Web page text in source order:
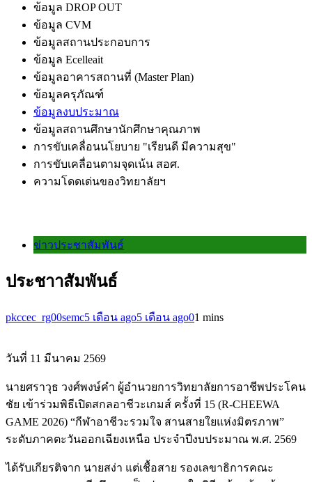
ข้อมูล DROP OUT
ข้อมูล CVM
ข้อมูลสถานประกอบการ
ข้อมูล Ecelleait
ข้อมูลอาคารสถานที่ (Master Plan)
ข้อมูลครุภัณฑ์
ข้อมูลงบประมาณ
ข้อมูลสถานศึกษานักศึกษาคุณภาพ
การขับเคลื่อนนโยบาย "เรียนดี มีความสุข"
การขับเคลื่อนตามจุดเน้น สอศ.
ความโดดเด่นของวิทยาลัยฯ
ข่าวประชาสัมพันธ์
ประชาาสัมพันธ์
pkccec_rg00semc5 เดือน ago5 เดือน ago01 mins
วันที่ 11 มีนาคม 2569
นายศราวุธ วงศ์พงษ์คำ ผู้อำนวยการวิทยาลัยการอาชีพประโคน
ชัย เข้าร่วมพิธีเปิดสกลอาชีวะเกมส์ ครั้งที่ 15 (R-CHEEWA
GAME 2026) “กีฬาอาชีวะรวมใจ สานสายใยแห่งมิตรภาพ”
ระดับภาคตะวันออกเฉียงเหนือ ประจำปีงบประมาณ พ.ศ. 2569
ได้รับเกียรติจาก นายสง่า แต่เชื้อสาย รองเลขาธิการคณะ